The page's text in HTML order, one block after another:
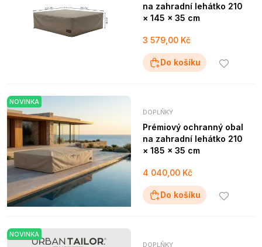
na zahradní lehátko 210
× 145 × 35 cm
3 579,00 Kč
Do košíku
NOVINKA
DOPLŇKY
Prémiový ochranný obal
na zahradní lehátko 210
× 185 × 35 cm
4 040,00 Kč
Do košíku
NOVINKA
DOPLŇKY